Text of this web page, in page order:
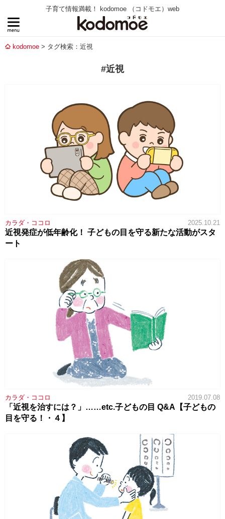
子育て情報満載！ kodomoe （コドモエ）web
kodomoe タグ検索：近視
#近視
カラダ・ココロ 2025.10.21
近視発症が低年齢化！ 子どもの目を守る新たな活動がスタ
ート
カラダ・ココロ 2019.07.08
「近視を治すには？」……etc.子どもの目 Q&A【子どもの
目を守る！・４】